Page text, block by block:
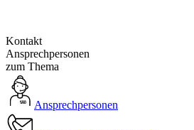
Kontakt
Ansprechpersonen
zum Thema
Ansprechpersonen